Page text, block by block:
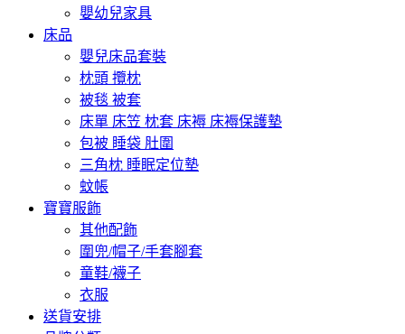
嬰幼兒家具
床品
嬰兒床品套裝
枕頭 攬枕
被毯 被套
床單 床笠 枕套 床褥 床褥保護墊
包被 睡袋 肚圍
三角枕 睡眠定位墊
蚊帳
寶寶服飾
其他配飾
圍兜/帽子/手套腳套
童鞋/襪子
衣服
送貨安排